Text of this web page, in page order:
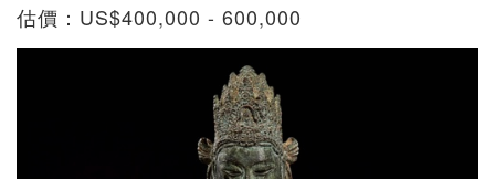
估價：US$400,000 - 600,000